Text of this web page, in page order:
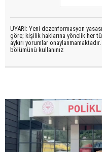
UYARI: Yeni dezenformasyon
göre; kişilik haklarına yönelik her
aykırı yorumlar
bölümünü kullanınız